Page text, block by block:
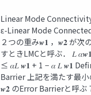
Linear Mode
ε-Linear Mode
２つの重み𝒘𝟏 ，𝒘𝟐 が次
すときLMCと呼ぶ． 𝐿
≤ 𝛼𝐿 𝒘𝟏 + 1 − 𝛼 𝐿 𝒘𝟏
Barrier 上記を満たす最小
𝒘𝟐 のError Barrierと呼ぶ